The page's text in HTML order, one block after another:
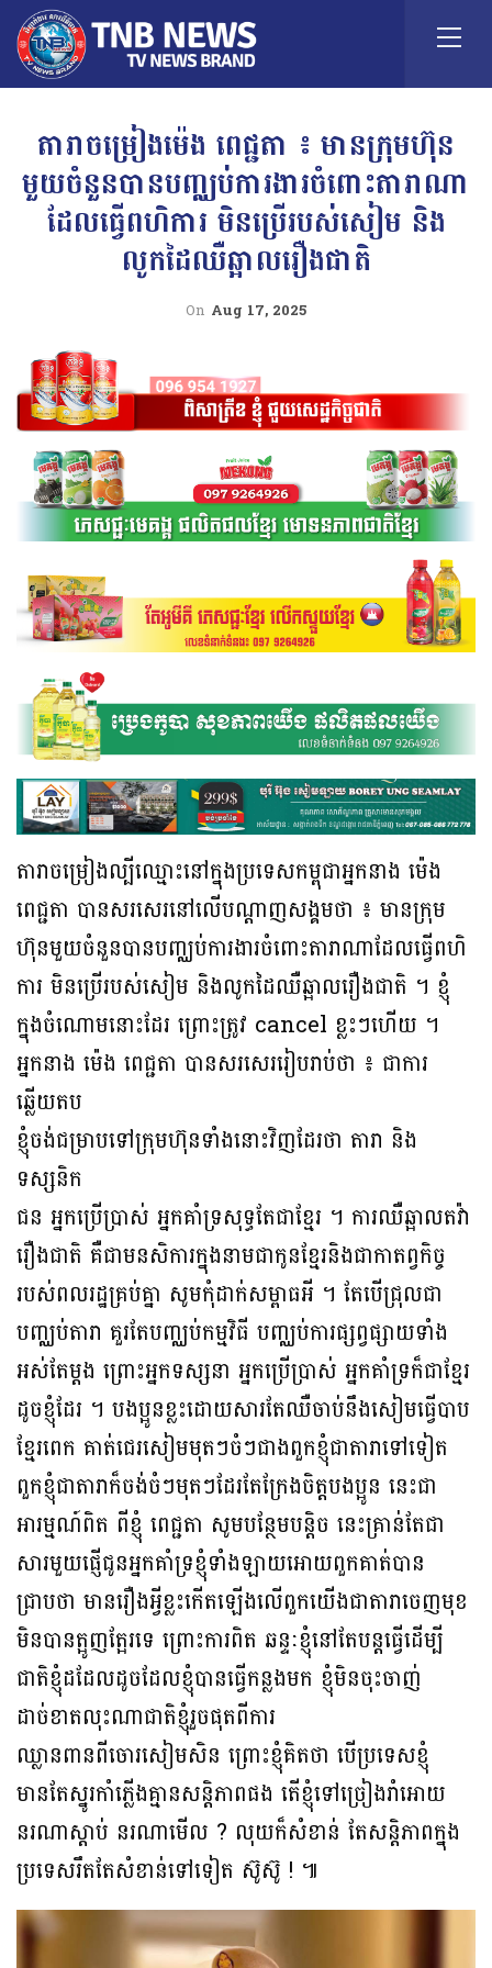
តារាចម្រៀងម៉េង ពេជ្ជតា ៖ មានក្រុមហ៊ុន
មួយចំនួនបានបញ្ឈប់ការងារចំពោះតារាណា
ដែលធ្វេីពហិការ មិនប្រេីរបស់សៀម និង
លូកដៃឈឺឆ្អាលរឿងជាតិ
On Aug 17, 2025
តារាចម្រៀងល្បីឈ្មោះនៅក្នុងប្រទេសកម្ពុជាអ្នកនាង ម៉េង
ពេជ្ជតា បានសរសេរនៅលេីបណ្តាញសង្គមថា ៖ មានក្រុម
ហ៊ុនមួយចំនួនបានបញ្ឈប់ការងារចំពោះតារាណាដែលធ្វេីពហិ
ការ មិនប្រេីរបស់សៀម និងលូកដៃឈឺឆ្អាលរឿងជាតិ ។ ខ្ញុំ
ក្នុងចំណោមនោះដែរ ព្រោះត្រូវ cancel ខ្លះៗហេីយ ។
អ្នកនាង ម៉េង ពេជ្ជតា បានសរសេររៀបរាប់ថា ៖ ជាការ
ឆ្លេីយតប
ខ្ញុំចង់ជម្រាបទៅក្រុមហ៊ុនទាំងនោះវិញដែរថា តារា និង
ទស្សនិក
ជន អ្នកប្រេីប្រាស់ អ្នកគាំទ្រសុទ្ធតែជាខ្មែរ ។ ការឈឺឆ្អាលតវ៉ា
រឿងជាតិ គឺជាមនសិការក្នុងនាមជាកូនខ្មែរនិងជាកាតព្វកិច្ច
របស់ពលរដ្ឋគ្រប់គ្នា សូមកុំដាក់សម្ពាធអី ។ តែបេីជ្រុលជា
បញ្ឈប់តារា គួរតែបញ្ឈប់កម្មវិធី បញ្ឈប់ការផ្សព្វផ្សាយទាំង
អស់តែម្តង ព្រោះអ្នកទស្សនា អ្នកប្រេីប្រាស់ អ្នកគាំទ្រក៏ជាខ្មែរ
ដូចខ្ញុំដែរ ។ បងប្អូនខ្លះដោយសារតែឈឺចាប់នឹងសៀមធ្វេីបាប
ខ្មែរពេក គាត់ជេរសៀមមុតៗចំៗជាងពួកខ្ញុំជាតារាទៅទៀត
ពួកខ្ញុំជាតារាក៏ចង់ចំៗមុតៗដែរតែក្រែងចិត្តបងប្អូន នេះជា
អារម្មណ៍ពិត ពីខ្ញុំ ពេជ្ជតា សូមបន្ថែមបន្តិច នេះគ្រាន់តែជា
សារមួយផ្ញេីជូនអ្នកគាំទ្រខ្ញុំទាំងឡាយអោយពួកគាត់បាន
ជ្រាបថា មានរឿងអ្វីខ្លះកេីតឡេីងលេីពួកយេីងជាតារាចេញមុខ
មិនបានត្អូញត្អែរទេ ព្រោះការពិត ឆន្ទៈខ្ញុំនៅតែបន្តធ្វេីដេីម្បី
ជាតិខ្ញុំដដែលដូចដែលខ្ញុំបានធ្វេីកន្លងមក ខ្ញុំមិនចុះចាញ់
ដាច់ខាតលុះណាជាតិខ្ញុំរួចផុតពីការ
ឈ្លានពានពីចោរសៀមសិន ព្រោះខ្ញុំគិតថា បេីប្រទេសខ្ញុំ
មានតែស្នូរកាំភ្លេីងគ្មានសន្តិភាពផង តេីខ្ញុំទៅច្រៀងរាំអោយ
នរណាស្តាប់ នរណាមេីល ? លុយក៏សំខាន់ តែសន្តិភាពក្នុង
ប្រទេសរឹតតែសំខាន់ទៅទៀត ស៊ូស៊ូ ! ៕